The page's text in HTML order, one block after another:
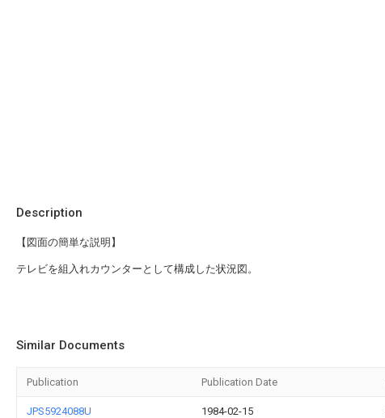
Description
【図面の簡単な説明】
テレビを組入れカウンターとして構成した状況図。
Similar Documents
Publication Publication Date
JPS5924088U 1984-02-15